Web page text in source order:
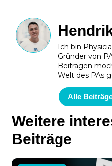
Ich bin
Gründer von
Beiträgen
Welt des PAs
Alle Beiträge
Weitere
Beiträge